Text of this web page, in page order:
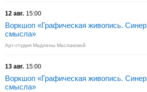
12 авг. 15:00
Воркшоп «Графическая живопись.
смысла»
Арт-студия Мадлены Маслаковой
13 авг. 15:00
Воркшоп «Графическая живопись.
смысла»